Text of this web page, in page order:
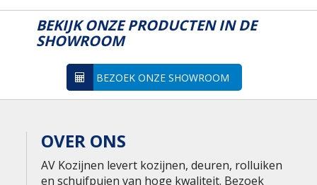
BEKIJK ONZE PRODUCTEN IN DE
SHOWROOM
BEZOEK ONZE SHOWROOM
OVER ONS
AV Kozijnen levert kozijnen, deuren, rolluiken
en schuifpuien van hoge kwaliteit. Bezoek